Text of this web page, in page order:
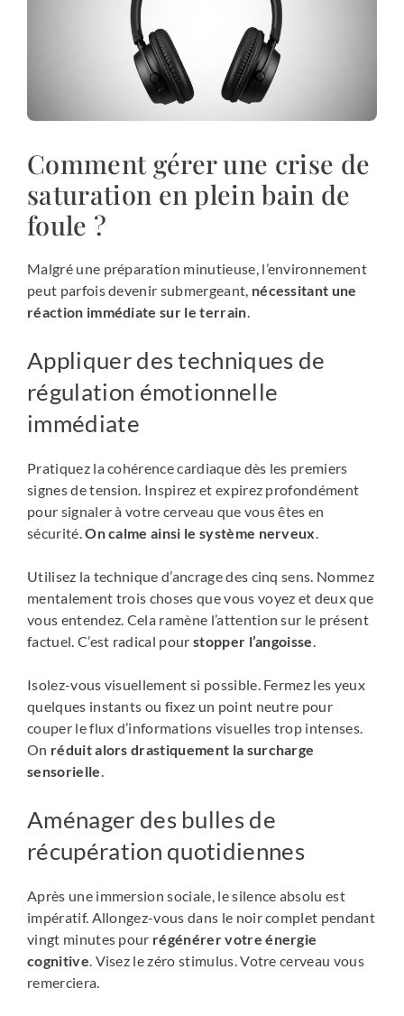
Comment gérer une crise de
saturation en plein bain de
foule ?
Malgré une préparation minutieuse, l’environnement
peut parfois devenir submergeant, nécessitant une
réaction immédiate sur le terrain
Appliquer des techniques de
régulation émotionnelle
immédiate
Pratiquez la cohérence cardiaque dès les premiers
signes de tension. Inspirez et expirez profondément
pour signaler à votre cerveau que vous êtes en
sécurité.On calme ainsi le système nerveux
Utilisez la technique d’ancrage des cinq sens. Nommez
mentalement trois choses que vous voyez et deux que
vous entendez. Cela ramène l’attention sur le présent
factuel. C’est radical pour stopper l’angoisse
Isolez-vous visuellement si possible. Fermez les yeux
quelques instants ou fixez un point neutre pour
couper le flux d’informations visuelles trop intenses.
On réduit alors drastiquement la surcharge
sensorielle
Aménager des bulles de
récupération quotidiennes
Après une immersion sociale, le silence absolu est
impératif. Allongez-vous dans le noir complet pendant
vingt minutes pour régénérer votre énergie
cognitive . Visez le zéro stimulus. Votre cerveau vous
remerciera.